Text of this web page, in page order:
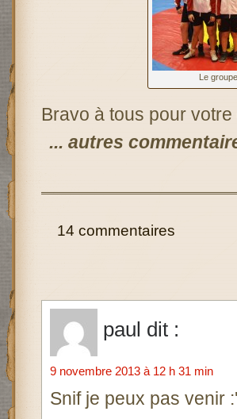
Le
Bravo à tous pour
... autres
14 commentaires
paul dit :
9 novembre 2013 à 12 h 31 min
Snif je peux pas venir